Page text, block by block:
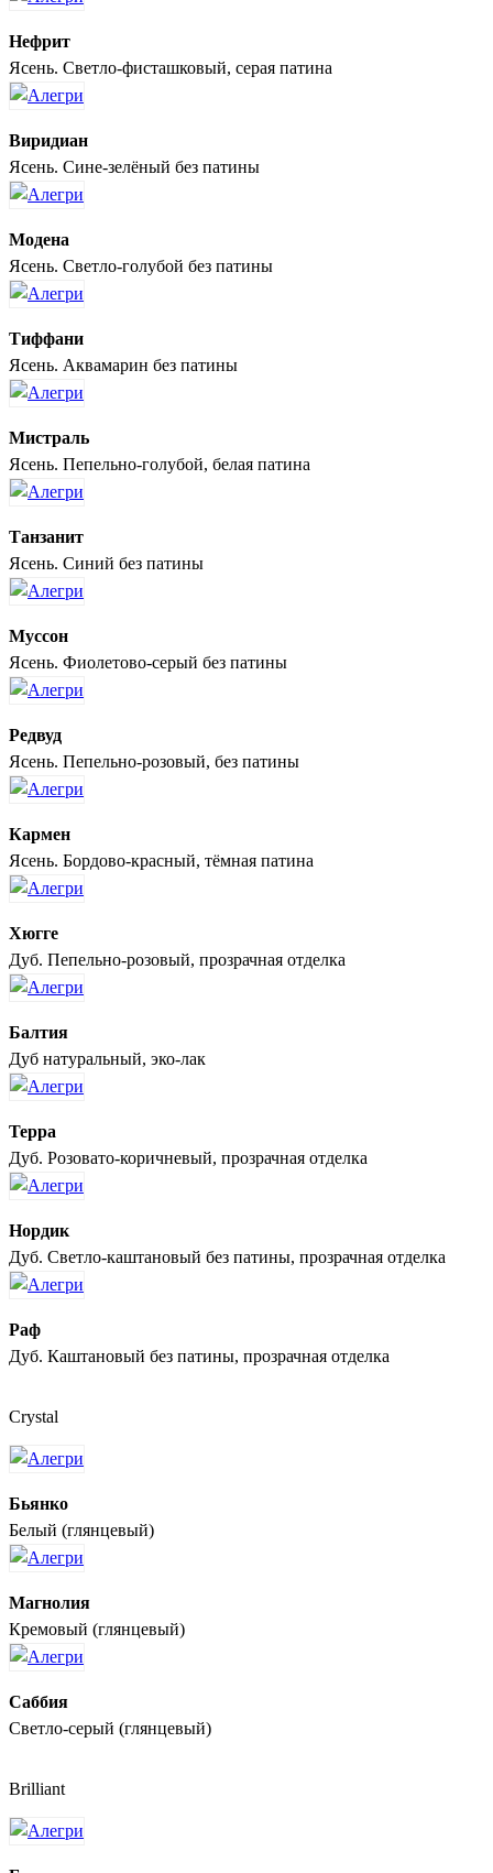
Нефрит
Ясень. Светло-фисташковый, серая патина
Виридиан
Ясень. Сине-зелёный без патины
Модена
Ясень. Светло-голубой без патины
Тиффани
Ясень. Аквамарин без патины
Мистраль
Ясень. Пепельно-голубой, белая патина
Танзанит
Ясень. Синий без патины
Муссон
Ясень. Фиолетово-серый без патины
Редвуд
Ясень. Пепельно-розовый, без патины
Кармен
Ясень. Бордово-красный, тёмная патина
Хюгге
Дуб. Пепельно-розовый, прозрачная отделка
Балтия
Дуб натуральный, эко-лак
Терра
Дуб. Розовато-коричневый, прозрачная отделка
Нордик
Дуб. Светло-каштановый без патины, прозрачная отделка
Раф
Дуб. Каштановый без патины, прозрачная отделка
Crystal
Бьянко
Белый (глянцевый)
Магнолия
Кремовый (глянцевый)
Саббия
Светло-серый (глянцевый)
Brilliant